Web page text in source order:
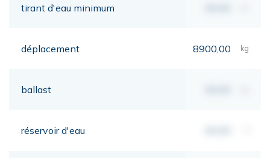
tirant d'eau minimum
déplacement 8900,00 kg
ballast
réservoir d'eau